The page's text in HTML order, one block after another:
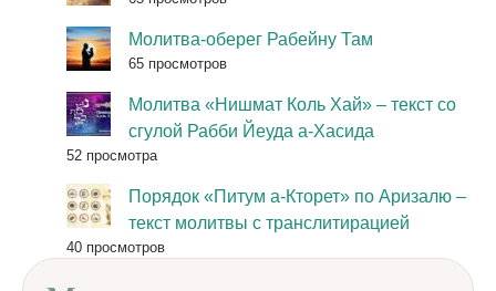
Молитва-оберег Рабейну Там
65 просмотров
Молитва «Нишмат Коль Хай» – текст со
сгулой Рабби Йеуда а-Хасида
52 просмотра
Порядок «Питум а-Кторет» по Аризалю –
текст молитвы с транслитирацией
40 просмотров